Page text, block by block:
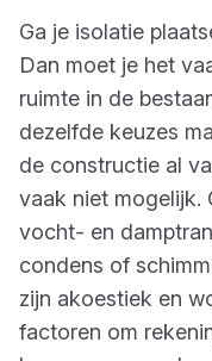
Ga je isolatie
Dan moet je het
ruimte in de
dezelfde keuzes
de constructie al
vaak niet mogelijk.
vocht- en
condens of
zijn akoestiek en
factoren om